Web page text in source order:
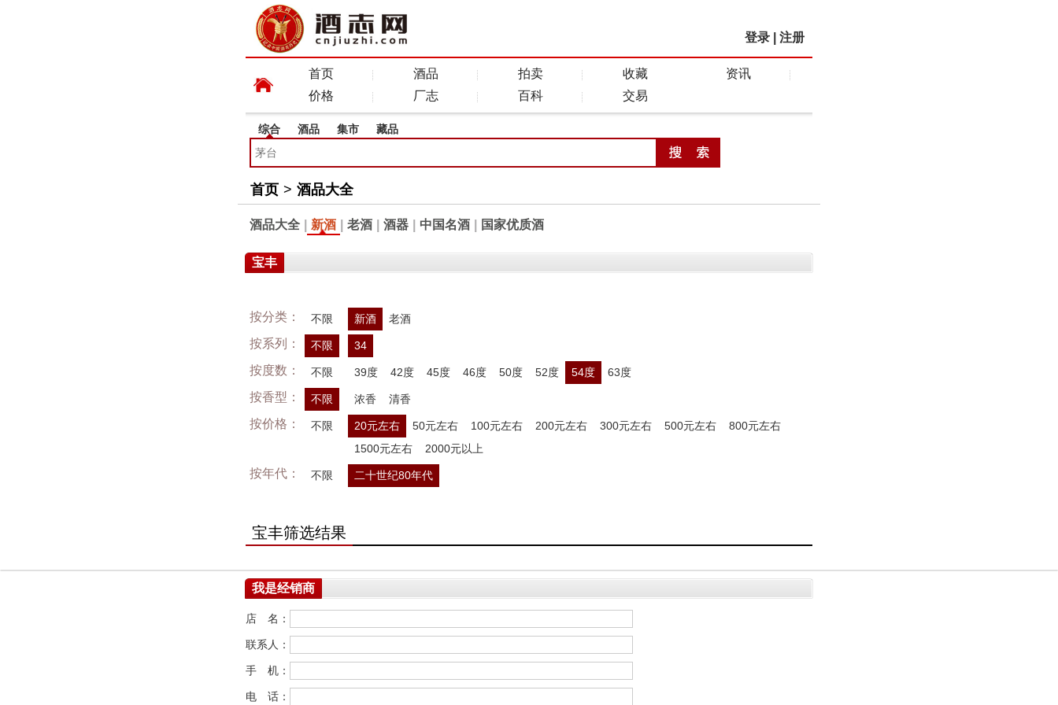
登录 注册
首页 酒品 拍卖 收藏
资讯
价格
厂志 百科 交易
综合 酒品 集市 藏品
首页 > 酒品大全
酒品大全 新酒 老酒 酒器 中国名酒 国家优质酒
宝丰
按分类： 不限 新酒 老酒
按系列： 不限 34
按度数： 不限 39度 42度 45度 46度 50度 52度 54度 63度
按香型： 不限 浓香 清香
按价格： 不限 20元左右 50元左右 100元左右 200元左右 300元左右 500元左右
800元左右
1500元左右
2000元以上
按年代： 不限 二十世纪80年代
宝丰筛选结果
我是经销商
店 名：
联系人：
手 机：
电 话：